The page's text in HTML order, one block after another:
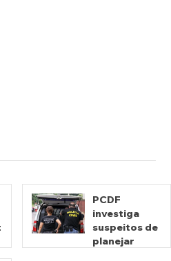
PCDF
investiga
suspeitos de
planejar